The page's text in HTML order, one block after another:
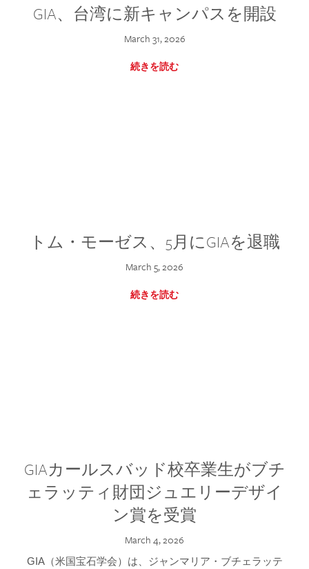
GIA、台湾に新キャンパスを開設
March 31, 2026
続きを読む
トム・モーゼス、5月にGIAを退職
March 5, 2026
続きを読む
GIAカールスバッド校卒業生がブチ
ェラッティ財団ジュエリーデザイ
ン賞を受賞
March 4, 2026
GIA（米国宝石学会）は、ジャンマリア・ブチェラッテ